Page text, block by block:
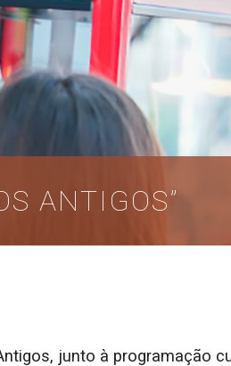
ANTIGOS”
junto à programação